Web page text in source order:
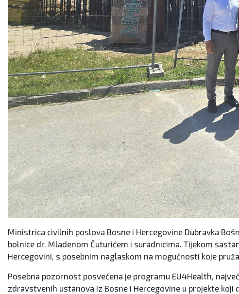
Ministrica civilnih poslova Bosne i Hercegovine Dubravka
bolnice dr. Mladenom Čuturićem i suradnicima. Tijekom
Hercegovini, s posebnim naglaskom na mogućnosti koje
Posebna pozornost posvećena je programu EU4Health,
zdravstvenih ustanova iz Bosne i Hercegovine u projekte